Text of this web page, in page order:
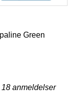
Green
18 anmeldelser